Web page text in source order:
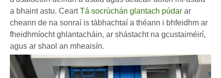
a bhaint astu. CeartTá socrúchán glantach púdar ar
cheann de na sonraí is tábhachtaí a théann i bhfeidhm ar
fheidhmíocht ghlantacháin, ar shástacht na gcustaiméirí,
agus ar shaol an mheaisín.